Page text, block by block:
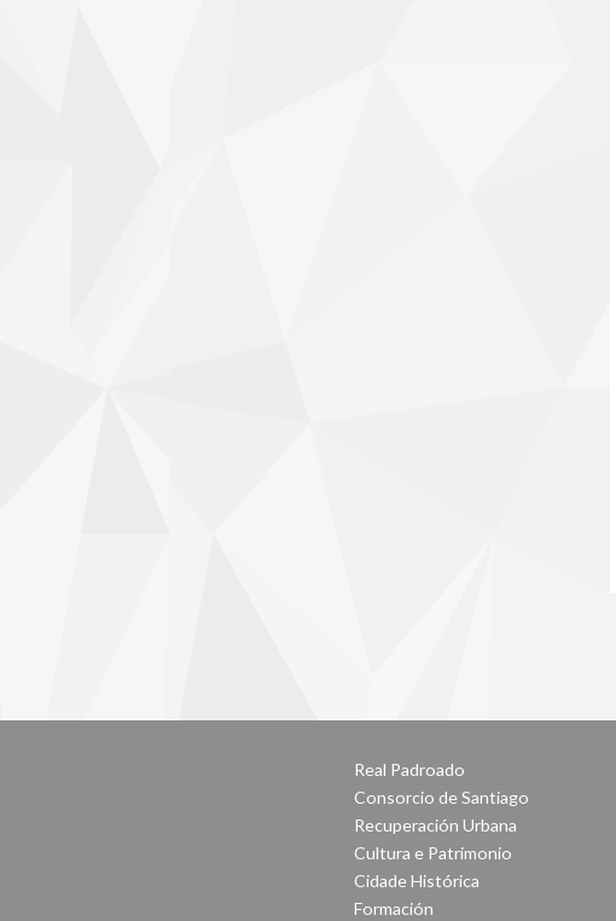
Real Padroado
Consorcio de Santiago
Recuperación Urbana
Cultura e Patrimonio
Cidade Histórica
Formación